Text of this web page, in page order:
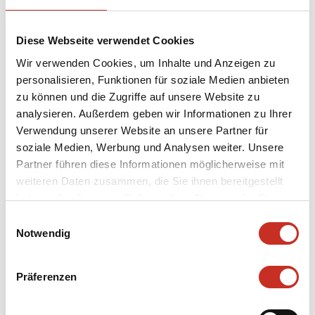
Diese Webseite verwendet Cookies
Wir verwenden Cookies, um Inhalte und Anzeigen zu
personalisieren, Funktionen für soziale Medien anbieten
zu können und die Zugriffe auf unsere Website zu
analysieren. Außerdem geben wir Informationen zu Ihrer
Verwendung unserer Website an unsere Partner für
soziale Medien, Werbung und Analysen weiter. Unsere
Partner führen diese Informationen möglicherweise mit
weiteren Daten zusammen, die Sie ihnen bereitgestellt
haben oder die sie im Rahmen Ihrer Nutzung der Dienste
Notwendig
Präferenzen
auftretenden Figuren ihre eigene Geschichte: durch
den Puppenspieler:innen.
Di Filippo Marionettewurde 2010 von Remo Di
Filippo gegründet und 2014 durch Rhoda Lopez
ergänzt. Die Marionetten, mit denen das Duo auf
Festivals, in Theatern, Schulen, Gefängnissen und
Seniorenheimen in mehr als 25 Ländern auftritt,
entstehen in ihrer eigenen kleinen Werkstatt in
Italien. In ihrer Heimatstadt Offida organisieren sie
zudem ein Puppen- und Straßentheaterfestival. Die
erhielt vielfache
Auszeichnungen in Deutschland, Italien, Russland
und Portugal.